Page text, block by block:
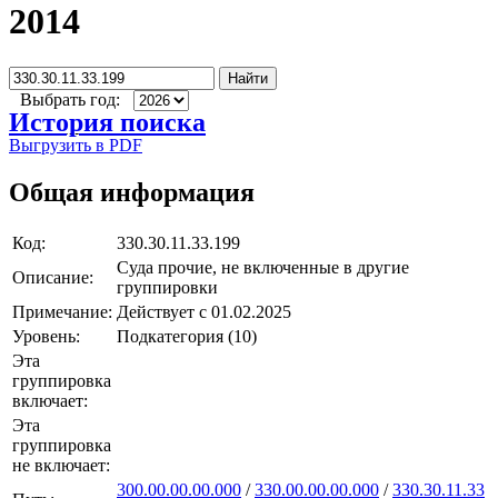
2014
Найти
Выбрать год:
История поиска
Выгрузить в PDF
Общая информация
Код:
330.30.11.33.199
Описание:
Суда прочие, не включенные в другие
группировки
Примечание: Действует с 01.02.2025
Уровень:
Подкатегория (10)
Эта
группировка
включает:
Эта
группировка
не включает:
300.00.00.00.000 /330.00.00.00.000 /330.30.11.33